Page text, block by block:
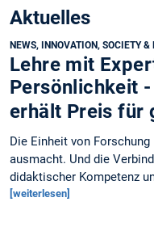
Aktuelles
NEWS, INNOVATION, SOCIETY
Lehre mit
Persönlichkeit
erhält Preis für
Die Einheit von
ausmacht. Und die
didaktischer Kompetenz
[weiterlesen]